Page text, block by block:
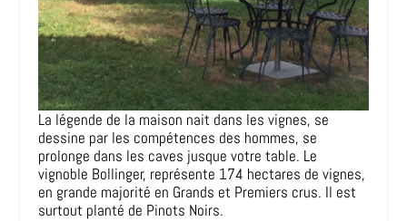
La légende de la maison nait dans les vignes, se
dessine par les compétences des hommes, se
prolonge dans les caves jusque votre table. Le
vignoble Bollinger, représente 174 hectares de vignes,
en grande majorité en Grands et Premiers crus. Il est
surtout planté de Pinots Noirs.